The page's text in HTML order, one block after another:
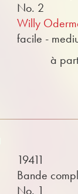
No. 2
Willy
facile -
à
19411
Bande
No. 1